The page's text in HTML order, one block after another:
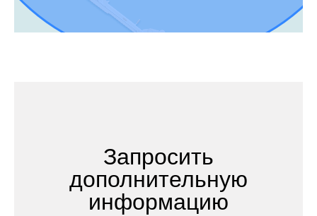
Запросить
дополнительную
информацию